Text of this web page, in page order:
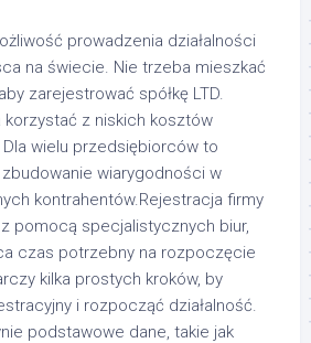
prowadzenia działalności
na świecie. Nie trzeba mieszkać
zarejestrować spółkę LTD.
korzystać z niskich kosztów
wielu przedsiębiorców to
wiarygodności w
kontrahentów.Rejestracja firmy
pomocą specjalistycznych biur,
czas potrzebny na rozpoczęcie
kilka prostych kroków, by
i rozpocząć działalność.
podstawowe dane, takie jak